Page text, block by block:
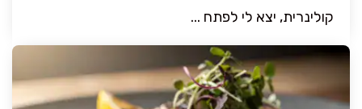
קולינרית, יצא לי לפתח ...